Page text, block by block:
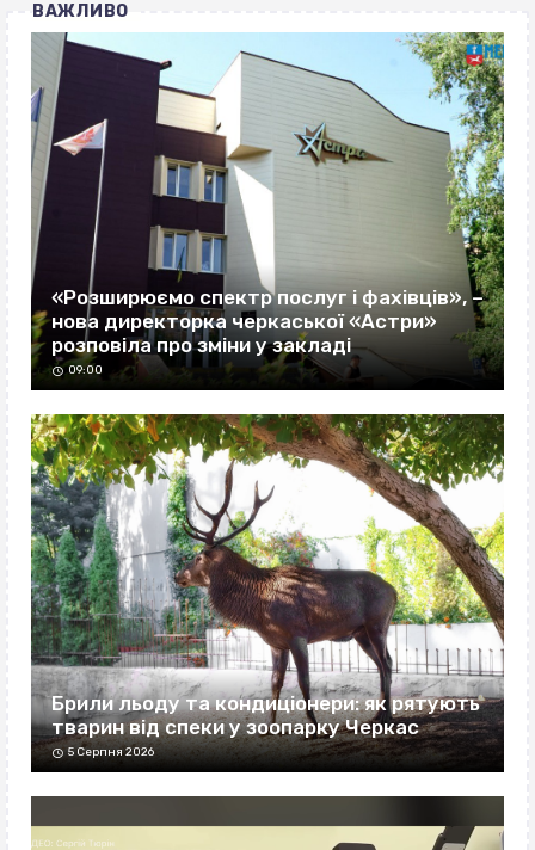
ВАЖЛИВО
«Розширюємо спектр послуг і фахівців», –
нова директорка черкаської «Астри»
розповіла про зміни у закладі
09:00
Брили льоду та кондиціонери: як рятують
тварин від спеки у зоопарку Черкас
5 Серпня 2026